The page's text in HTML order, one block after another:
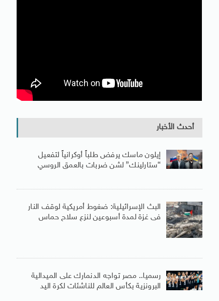
أحدث الأخبار
إيلون ماسك يرفض طلباً أوكرانياً لتفعيل
“ستارلينك” لشن ضربات بالعمق الروسي
البث الإسرائيلية: ضغوط أمريكية لوقف النار
فى غزة لمدة أسبوعين لنزع سلاح حماس
رسميا.. مصر تواجه الدنمارك على الميدالية
البرونزية بكأس العالم للناشئات لكرة اليد